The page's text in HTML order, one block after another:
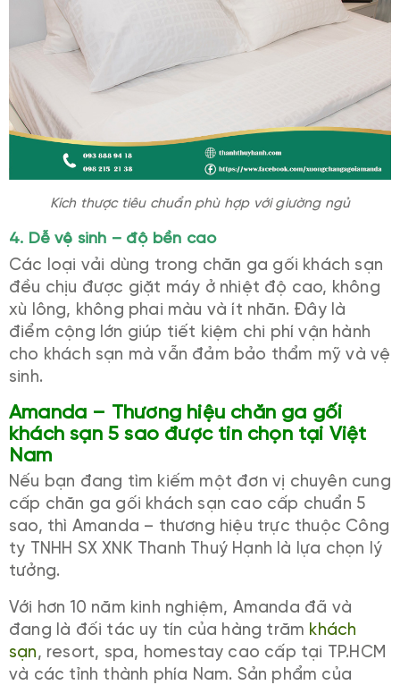
Kích thược tiêu chuẩn phù hợp với giường ngủ
4. Dễ vệ sinh – độ bền cao
Các loại vải dùng trong chăn ga gối khách sạn
đều chịu được giặt máy ở nhiệt độ cao, không
xù lông, không phai màu và ít nhăn. Đây là
điểm cộng lớn giúp tiết kiệm chi phí vận hành
cho khách sạn mà vẫn đảm bảo thẩm mỹ và vệ
sinh.
Amanda – Thương hiệu chăn ga gối
khách sạn 5 sao được tin chọn tại Việt
Nam
Nếu bạn đang tìm kiếm một đơn vị chuyên cung
cấp chăn ga gối khách sạn cao cấp chuẩn 5
sao, thì Amanda – thương hiệu trực thuộc Công
ty TNHH SX XNK Thanh Thuý Hạnh là lựa chọn lý
tưởng.
Với hơn 10 năm kinh nghiệm, Amanda đã và
đang là đối tác uy tín của hàng trăm khách
sạn, resort, spa, homestay cao cấp tại TP.HCM
và các tỉnh thành phía Nam. Sản phẩm của